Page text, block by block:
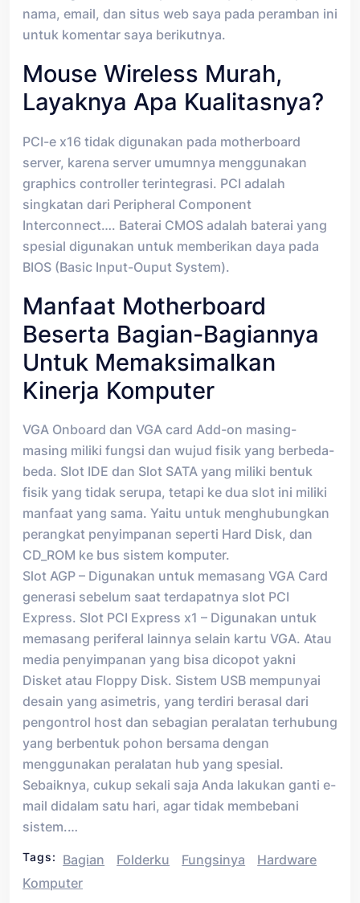
nama, email, dan situs web saya pada peramban ini
untuk komentar saya berikutnya.
Mouse Wireless Murah,
Layaknya Apa Kualitasnya?
PCI-e x16 tidak digunakan pada motherboard
server, karena server umumnya menggunakan
graphics controller terintegrasi. PCI adalah
singkatan dari Peripheral Component
Interconnect…. Baterai CMOS adalah baterai yang
spesial digunakan untuk memberikan daya pada
BIOS (Basic Input-Ouput System).
Manfaat Motherboard
Beserta Bagian-Bagiannya
Untuk Memaksimalkan
Kinerja Komputer
VGA Onboard dan VGA card Add-on masing-
masing miliki fungsi dan wujud fisik yang berbeda-
beda. Slot IDE dan Slot SATA yang miliki bentuk
fisik yang tidak serupa, tetapi ke dua slot ini miliki
manfaat yang sama. Yaitu untuk menghubungkan
perangkat penyimpanan seperti Hard Disk, dan
CD_ROM ke bus sistem komputer.
Slot AGP – Digunakan untuk memasang VGA Card
generasi sebelum saat terdapatnya slot PCI
Express. Slot PCI Express x1 – Digunakan untuk
memasang periferal lainnya selain kartu VGA. Atau
media penyimpanan yang bisa dicopot yakni
Disket atau Floppy Disk. Sistem USB mempunyai
desain yang asimetris, yang terdiri berasal dari
pengontrol host dan sebagian peralatan terhubung
yang berbentuk pohon bersama dengan
menggunakan peralatan hub yang spesial.
Sebaiknya, cukup sekali saja Anda lakukan ganti e-
mail didalam satu hari, agar tidak membebani
sistem.…
Tags: Bagian Folderku Fungsinya
Hardware
Komputer